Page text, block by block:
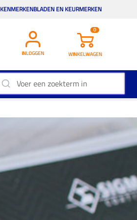
KENMERKENBLADEN EN KEURMERKEN
INLOGGEN
0
WINKELWAGEN